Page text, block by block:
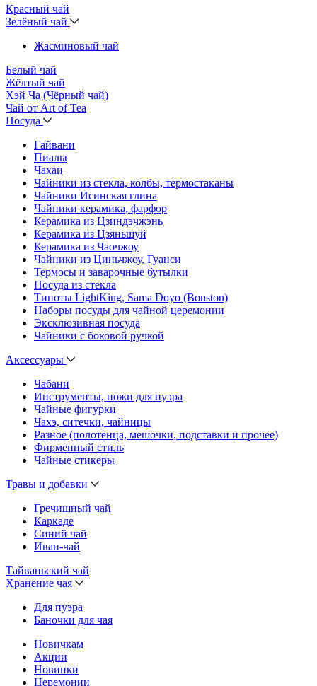
Красный чай
Зелёный чай
Жасминовый чай
Белый чай
Жёлтый чай
Хэй Ча (Чёрный чай)
Чай от Art of Tea
Посуда
Гайвани
Пиалы
Чахаи
Чайники из стекла, колбы, термостаканы
Чайники Исинская глина
Чайники керамика, фарфор
Керамика из Цзиндэчжэнь
Керамика из Цзяньшуй
Керамика из Чаочжоу
Чайники из Циньчжоу, Гуанси
Термосы и заварочные бутылки
Посуда из стекла
Типоты LightKing, Sama Doyo (Bonston)
Наборы посуды для чайной церемонии
Эксклюзивная посуда
Чайники с боковой ручкой
Аксессуары
Чабани
Инструменты, ножи для пуэра
Чайные фигурки
Чахэ, ситечки, чайницы
Разное (полотенца, мешочки, подставки и прочее)
Фирменный стиль
Чайные стикеры
Травы и добавки
Гречишный чай
Каркаде
Синий чай
Иван-чай
Тайваньский чай
Хранение чая
Для пуэра
Баночки для чая
Новичкам
Акции
Новинки
Церемонии